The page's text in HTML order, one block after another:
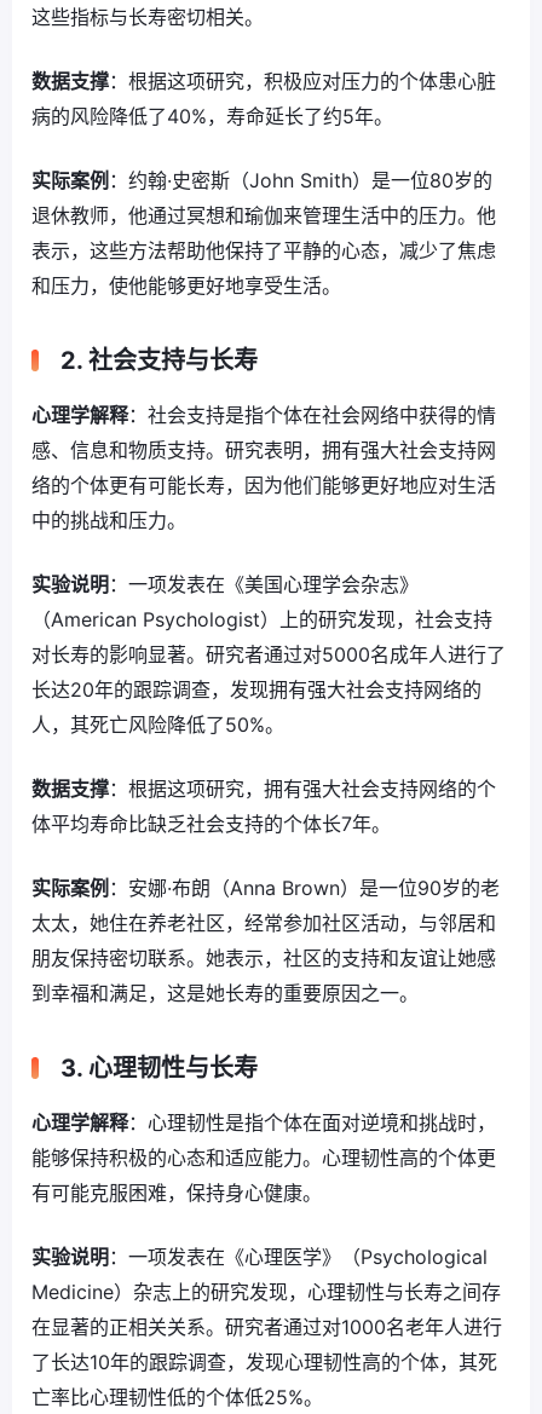
这些指标与长寿密切相关。
数据支撑：根据这项研究，积极应对压力的个体患心脏
病的风险降低了40%，寿命延长了约5年。
实际案例 ：约翰·史密斯（John Smith）是一位80岁的
退休教师，他通过冥想和瑜伽来管理生活中的压力。他
表示，这些方法帮助他保持了平静的心态，减少了焦虑
和压力，使他能够更好地享受生活。
2. 社会支持与长寿
心理学解释：社会支持是指个体在社会网络中获得的情
感、信息和物质支持。研究表明，拥有强大社会支持网
络的个体更有可能长寿，因为他们能够更好地应对生活
中的挑战和压力。
实验说明 ：一项发表在《美国心理学会杂志》
（American Psychologist）上的研究发现，社会支持
对长寿的影响显著。研究者通过对5000名成年人进行了
长达20年的跟踪调查，发现拥有强大社会支持网络的
人，其死亡风险降低了50%。
数据支撑：根据这项研究，拥有强大社会支持网络的个
体平均寿命比缺乏社会支持的个体长7年。
实际案例 ：安娜·布朗（Anna Brown）是一位90岁的老
太太，她住在养老社区，经常参加社区活动，与邻居和
朋友保持密切联系。她表示，社区的支持和友谊让她感
到幸福和满足，这是她长寿的重要原因之一。
3. 心理韧性与长寿
心理学解释：心理韧性是指个体在面对逆境和挑战时，
能够保持积极的心态和适应能力。心理韧性高的个体更
有可能克服困难，保持身心健康。
实验说明 ：一项发表在《心理医学》（Psychological
Medicine）杂志上的研究发现，心理韧性与长寿之间存
在显著的正相关关系。研究者通过对1000名老年人进行
了长达10年的跟踪调查，发现心理韧性高的个体，其死
亡率比心理韧性低的个体低25%。